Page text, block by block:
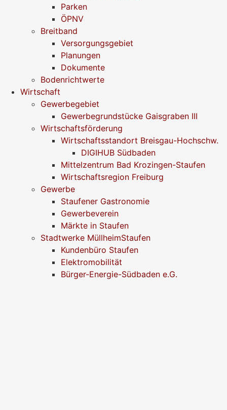
Parken
ÖPNV
Breitband
Versorgungsgebiet
Planungen
Dokumente
Bodenrichtwerte
Wirtschaft
Gewerbegebiet
Gewerbegrundstücke Gaisgraben III
Wirtschaftsförderung
Wirtschaftsstandort Breisgau-Hochschw.
DIGIHUB Südbaden
Mittelzentrum Bad Krozingen-Staufen
Wirtschaftsregion Freiburg
Gewerbe
Staufener Gastronomie
Gewerbeverein
Märkte in Staufen
Stadtwerke MüllheimStaufen
Kundenbüro Staufen
Elektromobilität
Bürger-Energie-Südbaden e.G.